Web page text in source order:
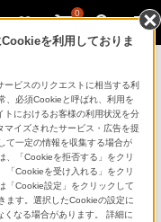
0
イド
ご利用方法・サービ
す。
を利用しておりま
ビスのリクエストに相当する利
、必須Cookieと呼ばれ、利用を
におけるお客様の利用状況を分
イズされたサービス・広告を提
て一定の情報を収集する場合が
、「Cookieを拒否する」をクリ
「Cookieを受け入れる」をクリ
「Cookie設定」をクリックして
ます。選択したCookieの設定に
くなる場合があります。 詳細に